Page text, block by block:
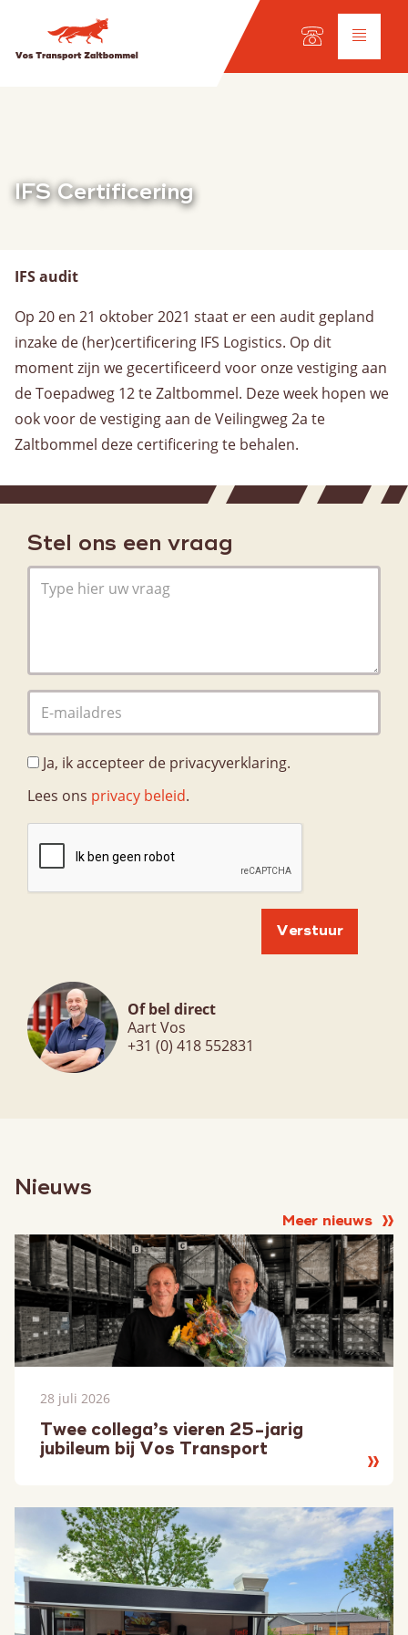
Wegtransport
Werkplaats
Scheepvaart
Onze vloot
Ladingsoorten
Warehousing
Value Added Logistics
Douane activiteiten
Assemblage
Algemeen
Werken bij
Over ons
Historie
Nieuws
Contact
Contactpersonen
IFS Certificering
IFS audit
Op 20 en 21 oktober 2021 staat er een audit gepland
inzake de (her)certificering IFS Logistics. Op dit
moment zijn we gecertificeerd voor onze vestiging aan
de Toepadweg 12 te Zaltbommel. Deze week hopen we
ook voor de vestiging aan de Veilingweg 2a te
Zaltbommel deze certificering te behalen.
Stel ons een vraag
Ja, ik accepteer de privacyverklaring.
Lees ons privacy beleid.
Of bel direct
Aart Vos
+31 (0) 418 552831
Nieuws
Meer nieuws
28 juli 2026
Twee collega’s vieren 25-jarig
jubileum bij Vos Transport
Lees